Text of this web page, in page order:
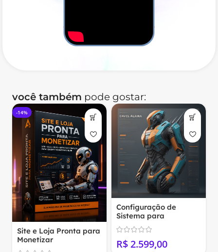
você também pode gostar:
-14%
Site e Loja Pronta para
Monetizar
Configuração de
Sistema para
MarketPlace
(WordPress+Woocomm
erce)
R$